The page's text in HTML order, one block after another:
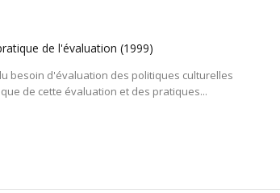
de l'évaluation (1999)
besoin d'évaluation des politiques culturelles
de cette évaluation et des pratiques...